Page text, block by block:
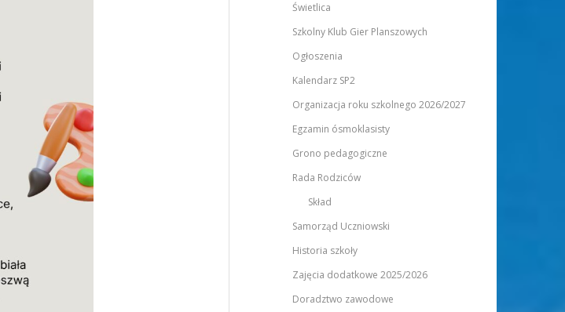
Świetlica
Szkolny Klub Gier Planszowych
Ogłoszenia
Kalendarz SP2
Organizacja roku szkolnego 2026/2027
Egzamin ósmoklasisty
Grono pedagogiczne
Rada Rodziców
Skład
Samorząd Uczniowski
Historia szkoły
Zajęcia dodatkowe 2025/2026
Doradztwo zawodowe